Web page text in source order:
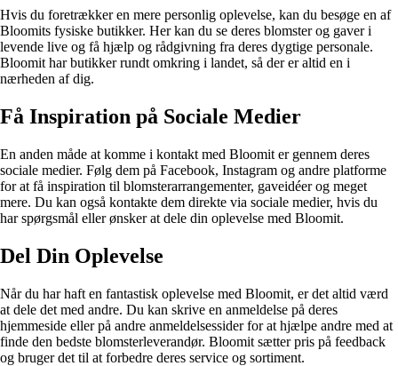
Hvis du foretrækker en mere personlig oplevelse, kan du besøge en af
Bloomits fysiske butikker. Her kan du se deres blomster og gaver i
levende live og få hjælp og rådgivning fra deres dygtige personale.
Bloomit har butikker rundt omkring i landet, så der er altid en i
nærheden af dig.
Få Inspiration på Sociale Medier
En anden måde at komme i kontakt med Bloomit er gennem deres
sociale medier. Følg dem på Facebook, Instagram og andre platforme
for at få inspiration til blomsterarrangementer, gaveidéer og meget
mere. Du kan også kontakte dem direkte via sociale medier, hvis du
har spørgsmål eller ønsker at dele din oplevelse med Bloomit.
Del Din Oplevelse
Når du har haft en fantastisk oplevelse med Bloomit, er det altid værd
at dele det med andre. Du kan skrive en anmeldelse på deres
hjemmeside eller på andre anmeldelsessider for at hjælpe andre med at
finde den bedste blomsterleverandør. Bloomit sætter pris på feedback
og bruger det til at forbedre deres service og sortiment.